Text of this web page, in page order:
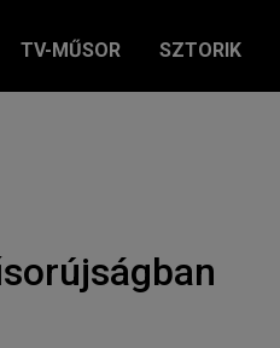
TV-MŰSOR SZTORIK